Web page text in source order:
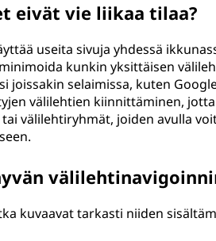
eivät vie liikaa tilaa?
useita sivuja yhdessä
kunkin yksittäisen
selaimissa, kuten
välilehtien kiinnittäminen,
välilehtiryhmät, joiden avulla
kuvaavat tarkasti niiden